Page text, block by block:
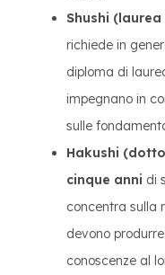
Shushi
richiede in
diploma di
impegnano in
sulle
Hakushi
cinque anni di
concentra sulla
devono
conoscenze al